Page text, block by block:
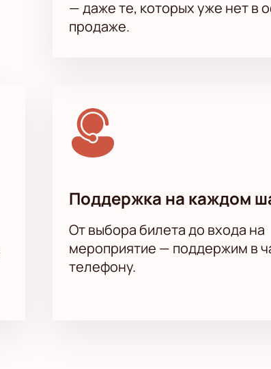
— даже те, которых уже нет в
продаже.
Поддержка на каждом
От выбора билета до входа на
мероприятие — поддержим в
телефону.